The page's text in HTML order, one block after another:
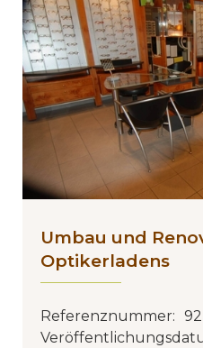
Umbau und
Optikerladens
Referenznummer: 92